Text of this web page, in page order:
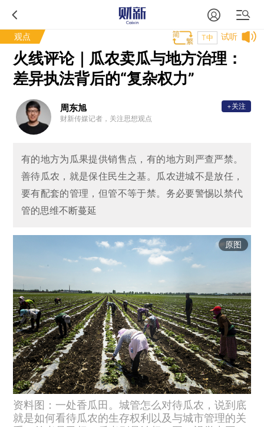
观点 试听
T中
火线评论｜瓜农卖瓜与地方治理：
差异执法背后的“复杂权力”
周东旭
财新传媒记者，关注思想观点
+关注
有的地方为瓜果提供销售点，有的地方则严查严禁。
善待瓜农，就是保住民生之基。瓜农进城不是放任，
要有配套的管理，但管不等于禁。务必要警惕以禁代
管的思维不断蔓延
原图
资料图：一处香瓜田。城管怎么对待瓜农，说到底
就是如何看待瓜农的生存权利以及与城市管理的关